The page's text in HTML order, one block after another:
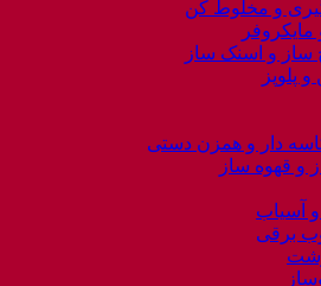
گیری و مخلوط کن
ساز و اسنک ساز
پلوپز
دار و همزن دستی
و قهوه ساز
آسیاب
برقی